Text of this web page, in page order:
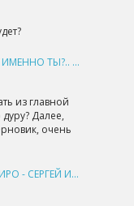
ПОЧЕМУ ИМЕННО ТЫ?.. КНИГА 1 - ЕКАТЕРИНА ЮДИНА
из главной
Далее,
очень
ПУТЬ АКИРО - СЕРГЕЙ ИЗМАЙЛОВ